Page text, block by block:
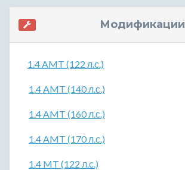
Модификации
1.4 AMT (122 л.с.)
1.4 AMT (140 л.с.)
1.4 AMT (160 л.с.)
1.4 AMT (170 л.с.)
1.4 MT (122 л.с.)